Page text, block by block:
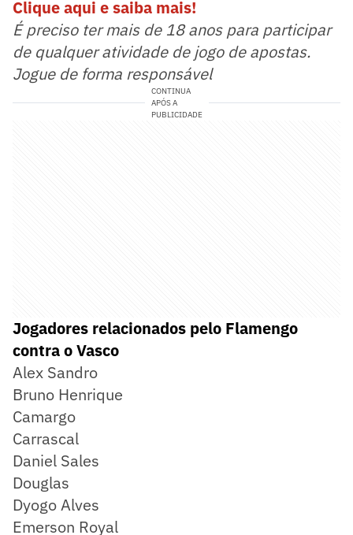
Clique aqui e saiba mais!
É preciso ter mais de 18 anos para participar
de qualquer atividade de jogo de apostas.
Jogue de forma responsável
CONTINUA
APÓS A
PUBLICIDADE
Jogadores relacionados pelo Flamengo
contra o Vasco
Alex Sandro
Bruno Henrique
Camargo
Carrascal
Daniel Sales
Douglas
Dyogo Alves
Emerson Royal